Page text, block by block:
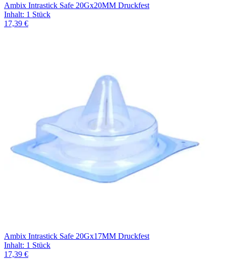
Ambix Intrastick Safe 20Gx20MM Druckfest
Inhalt: 1 Stück
17,39 €
Ambix Intrastick Safe 20Gx17MM Druckfest
Inhalt: 1 Stück
17,39 €